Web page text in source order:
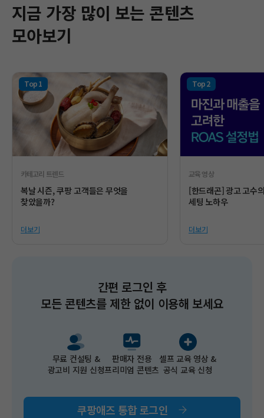
지금 가장 많이 보는 콘텐츠
모아보기
카테고리 트렌드
복날 시즌, 쿠팡 고객들은 무엇을
찾았을까?
더보기
교육 영상
[한드래곤] 광고 고수
세팅 노하우
더보기
간편 로그인 후​
모든 콘텐츠를 제한 없이 이용해 보세요​
무료 컨설팅 &​
광고비 지원 신청​
판매자 전용
프리미엄 콘텐츠
셀프 교육 영상 &
공식 교육 신청
쿠팡애즈 통합 로그인